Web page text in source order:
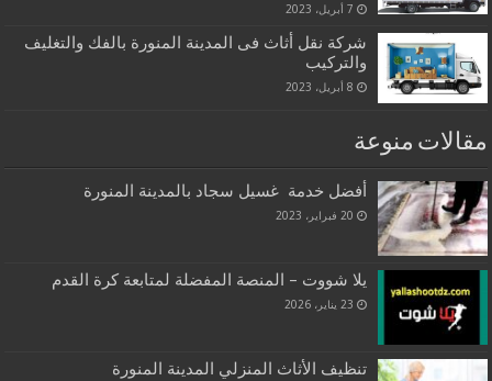
7 أبريل، 2023
شركة نقل أثاث فى المدينة المنورة بالفك والتغليف
والتركيب
8 أبريل، 2023
مقالات منوعة
أفضل خدمة غسيل سجاد بالمدينة المنورة
20 فبراير، 2023
يلا شووت – المنصة المفضلة لمتابعة كرة القدم
23 يناير، 2026
تنظيف الأثاث المنزلي المدينة المنورة